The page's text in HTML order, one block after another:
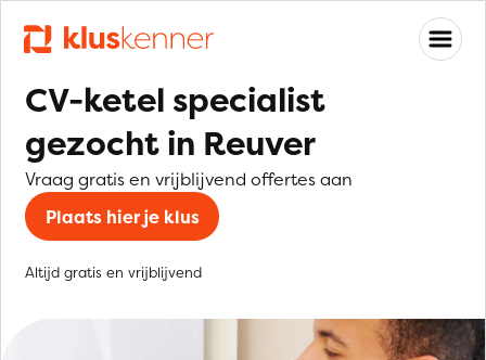
CV-ketel specialist
gezocht in Reuver
Vraag gratis en vrijblijvend offertes aan
Plaats hier je klus
Altijd gratis en vrijblijvend